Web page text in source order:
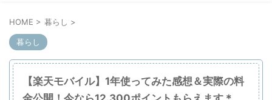
HOME > 暮らし >
暮らし
【楽天モバイル】1年使ってみた感想＆実際の料